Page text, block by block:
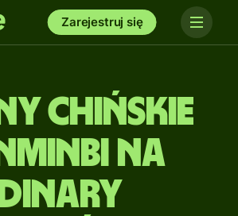
Zarejestruj się
chińskie
na
Dinary